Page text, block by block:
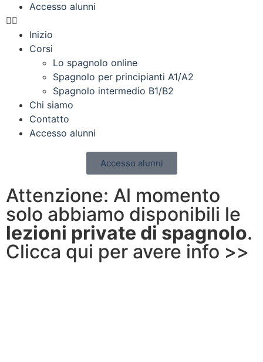
Accesso alunni
Inizio
Corsi
Lo spagnolo online
Spagnolo per principianti A1/A2
Spagnolo intermedio B1/B2
Chi siamo
Contatto
Accesso alunni
Accesso alunni
Attenzione: Al momento
solo abbiamo disponibili le
lezioni private di spagnolo.
Clicca qui per avere info >>